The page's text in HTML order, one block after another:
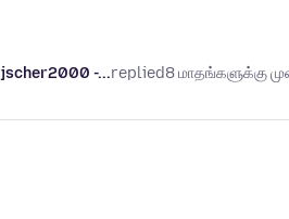
jscher2000 -...replied8 மாதங்களுக்கு